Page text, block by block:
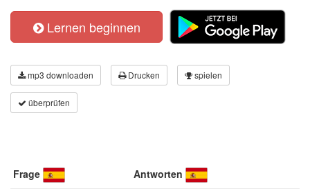
Lernen beginnen
mp3 downloaden Drucken spielen
überprüfen
Frage Antworten